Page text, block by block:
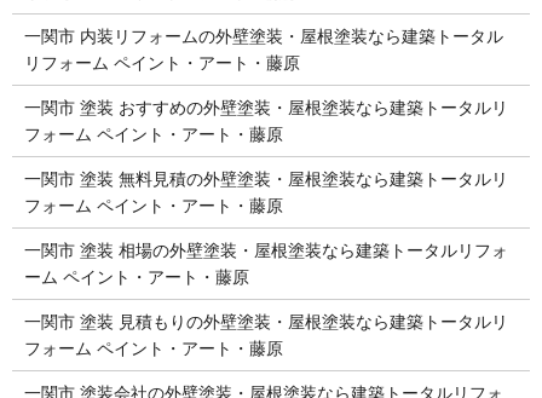
一関市 内装リフォームの外壁塗装・屋根塗装なら建築トータル
リフォーム ペイント・アート・藤原
一関市 塗装 おすすめの外壁塗装・屋根塗装なら建築トータルリ
フォーム ペイント・アート・藤原
一関市 塗装 無料見積の外壁塗装・屋根塗装なら建築トータルリ
フォーム ペイント・アート・藤原
一関市 塗装 相場の外壁塗装・屋根塗装なら建築トータルリフォ
ーム ペイント・アート・藤原
一関市 塗装 見積もりの外壁塗装・屋根塗装なら建築トータルリ
フォーム ペイント・アート・藤原
一関市 塗装会社の外壁塗装・屋根塗装なら建築トータルリフォ